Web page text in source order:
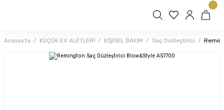
Anasayfa KÜÇÜK EV ALETLERİ KİŞİSEL BAKIM Saç Düzleştirici